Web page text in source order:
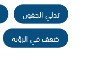
تدلي الجفون
ضعف في الرؤية